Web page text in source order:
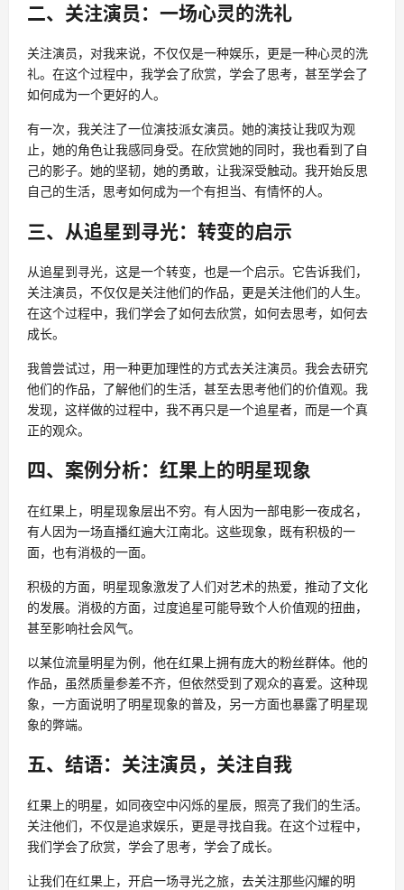
二、关注演员：一场心灵的洗礼
关注演员，对我来说，不仅仅是一种娱乐，更是一种心灵的洗
礼。在这个过程中，我学会了欣赏，学会了思考，甚至学会了
如何成为一个更好的人。
有一次，我关注了一位演技派女演员。她的演技让我叹为观
止，她的角色让我感同身受。在欣赏她的同时，我也看到了自
己的影子。她的坚韧，她的勇敢，让我深受触动。我开始反思
自己的生活，思考如何成为一个有担当、有情怀的人。
三、从追星到寻光：转变的启示
从追星到寻光，这是一个转变，也是一个启示。它告诉我们，
关注演员，不仅仅是关注他们的作品，更是关注他们的人生。
在这个过程中，我们学会了如何去欣赏，如何去思考，如何去
成长。
我曾尝试过，用一种更加理性的方式去关注演员。我会去研究
他们的作品，了解他们的生活，甚至去思考他们的价值观。我
发现，这样做的过程中，我不再只是一个追星者，而是一个真
正的观众。
四、案例分析：红果上的明星现象
在红果上，明星现象层出不穷。有人因为一部电影一夜成名，
有人因为一场直播红遍大江南北。这些现象，既有积极的一
面，也有消极的一面。
积极的方面，明星现象激发了人们对艺术的热爱，推动了文化
的发展。消极的方面，过度追星可能导致个人价值观的扭曲，
甚至影响社会风气。
以某位流量明星为例，他在红果上拥有庞大的粉丝群体。他的
作品，虽然质量参差不齐，但依然受到了观众的喜爱。这种现
象，一方面说明了明星现象的普及，另一方面也暴露了明星现
象的弊端。
五、结语：关注演员，关注自我
红果上的明星，如同夜空中闪烁的星辰，照亮了我们的生活。
关注他们，不仅是追求娱乐，更是寻找自我。在这个过程中，
我们学会了欣赏，学会了思考，学会了成长。
让我们在红果上，开启一场寻光之旅，去关注那些闪耀的明